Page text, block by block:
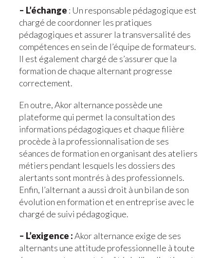
– L’échange : Un responsable pédagogique est
chargé de coordonner les pratiques
pédagogiques et assurer la transversalité des
compétences en sein de l’équipe de formateurs.
Il est également chargé de s’assurer que la
formation de chaque alternant progresse
correctement.
En outre, Akor alternance possède une
plateforme qui permet la consultation des
informations pédagogiques et chaque filière
procède à la professionnalisation de ses
séances de formation en organisant des ateliers
métiers pendant lesquels les dossiers des
alertants sont montrés à des professionnels.
Enfin, l’alternant a aussi droit à un bilan de son
évolution en formation et en entreprise avec le
chargé de suivi pédagogique.
– L’exigence :Akor alternance exige de ses
alternants une attitude professionnelle à toute